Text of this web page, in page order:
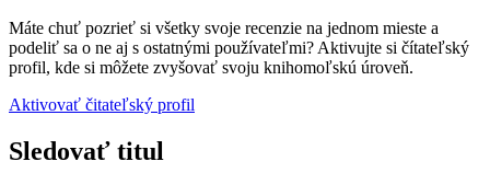
Máte chuť pozrieť si všetky svoje recenzie na jednom mieste a
podeliť sa o ne aj s ostatnými používateľmi? Aktivujte si čítateľský
profil, kde si môžete zvyšovať svoju knihomoľskú úroveň.
Aktivovať čitateľský profil
Sledovať titul